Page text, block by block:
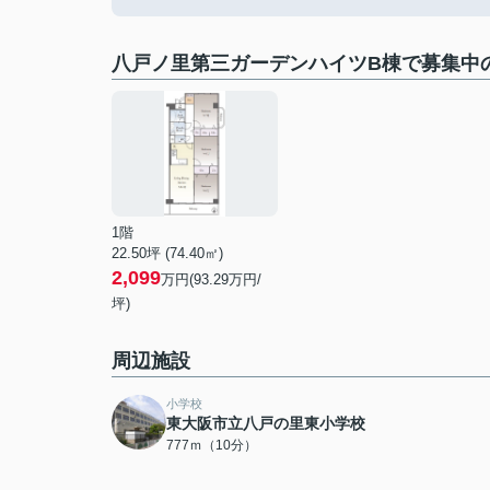
八戸ノ里第三ガーデンハイツB棟で募集中
1階
22.50坪 (74.40㎡)
2,099万円(93.29万円/
坪)
周辺施設
小学校
東大阪市立八戸の里東小学校
777ｍ（10分）